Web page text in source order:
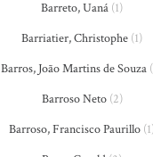
Barreto, Uaná (1)
Barriatier, Christophe (1)
Barros, João Martins de Souza
Barroso Neto(2)
Barroso, Francisco Paurillo